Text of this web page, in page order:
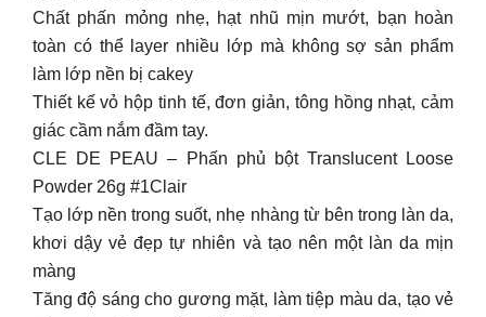
Chất phấn mỏng nhẹ, hạt nhũ mịn mướt, bạn hoàn
toàn có thể layer nhiều lớp mà không sợ sản phẩm
làm lớp nền bị cakey
Thiết kế vỏ hộp tinh tế, đơn giản, tông hồng nhạt, cảm
giác cầm nắm đầm tay.
CLE DE PEAU – Phấn phủ bột Translucent Loose
Powder 26g #1Clair
Tạo lớp nền trong suốt, nhẹ nhàng từ bên trong làn da,
khơi dậy vẻ đẹp tự nhiên và tạo nên một làn da mịn
màng
Tăng độ sáng cho gương mặt, làm tiệp màu da, tạo vẻ